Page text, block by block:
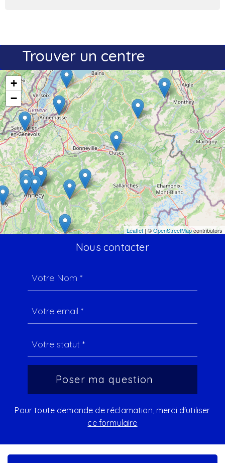
Trouver un centre
+
−
Leaflet | ©OpenStreetMapcontributors
Nous contacter
Pour toute demande de réclamation, merci d'utiliser
ce formulaire